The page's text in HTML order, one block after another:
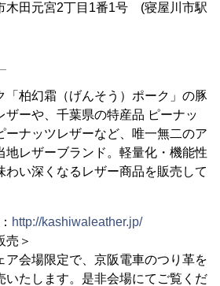
木田元宮2丁目1番1号 (寝屋川市駅
「柏幻霜（げんそう）ポーク」の豚
ザーや、千葉県の特産品 ピーナッ
ーナッツレザーなど、唯一無二のア
地レザーブランド。軽量化・機能性
わい深くなるレザー商品を販売して
http://kashiwaleather.jp/
売＞
ア会場限定で、京阪電車のつり革を
いたします。是非会場にてご覧くだ